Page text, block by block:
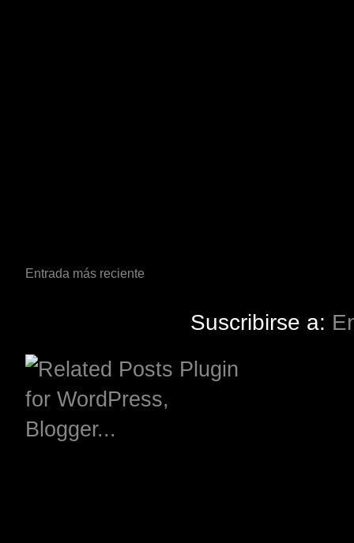
Entrada más reciente
Suscribirse a: